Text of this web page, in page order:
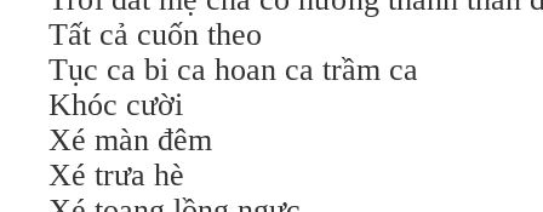
Tất cả cuốn theo
Tục ca bi ca hoan ca trầm ca
Khóc cười
Xé màn đêm
Xé trưa hè